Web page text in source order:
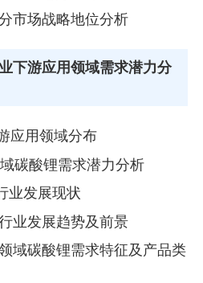
市场战略地位分析
下游应用领域需求潜力分
应用领域分布
碳酸锂需求潜力分析
业发展现状
业发展趋势及前景
域碳酸锂需求特征及产品类